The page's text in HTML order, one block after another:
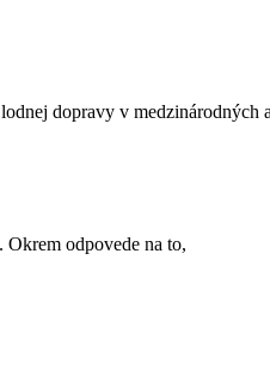
dopravy v medzinárodných
odpovede na to,